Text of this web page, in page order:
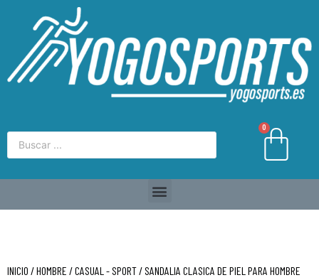
0
INICIO /HOMBRE /CASUAL - SPORT/ SANDALIA CLASICA DE PIEL PARA HOMBRE